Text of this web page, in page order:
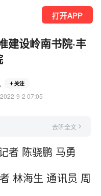
打开APP
建设岭南书院·丰
关注
  2022-9-2 07:05
去听全文
者 陈骁鹏 马勇
林海生 通讯员 周